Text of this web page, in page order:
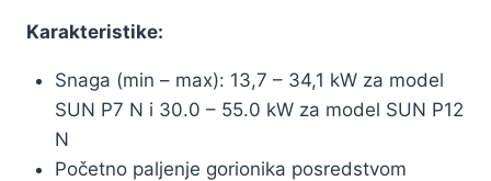
Karakteristike:
Snaga (min – max): 13,7 – 34,1 kW za model
SUN P7 N i 30.0 – 55.0 kW za model SUN P12
N
Početno paljenje gorionika posredstvom